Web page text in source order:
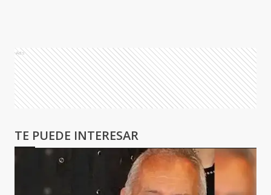
Ads
TE PUEDE INTERESAR